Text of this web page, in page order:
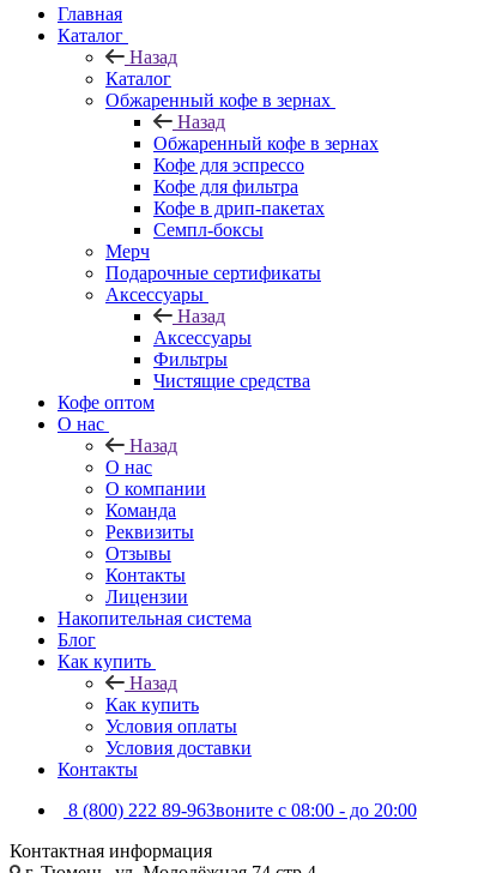
Главная
Каталог
Назад
Каталог
Обжаренный кофе в зернах
Назад
Обжаренный кофе в зернах
Кофе для эспрессо
Кофе для фильтра
Кофе в дрип-пакетах
Семпл-боксы
Мерч
Подарочные сертификаты
Аксессуары
Назад
Аксессуары
Фильтры
Чистящие средства
Кофе оптом
О нас
Назад
О нас
О компании
Команда
Реквизиты
Отзывы
Контакты
Лицензии
Накопительная система
Блог
Как купить
Назад
Как купить
Условия оплаты
Условия доставки
Контакты
8 (800) 222 89-96Звоните с 08:00 - до 20:00
Контактная информация